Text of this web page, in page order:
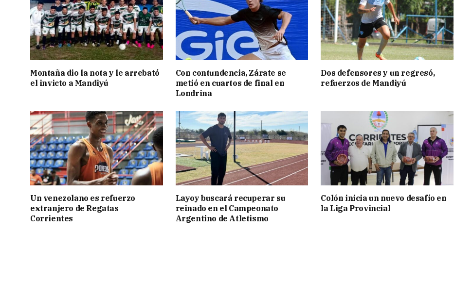
Montaña dio la nota y le arrebató
el invicto a Mandiyú
Con contundencia, Zárate se
metió en cuartos de final en
Londrina
Dos defensores y un regresó,
refuerzos de Mandiyú
Un venezolano es refuerzo
extranjero de Regatas
Corrientes
Layoy buscará recuperar su
reinado en el Campeonato
Argentino de Atletismo
Colón inicia un nuevo desafío en
la Liga Provincial